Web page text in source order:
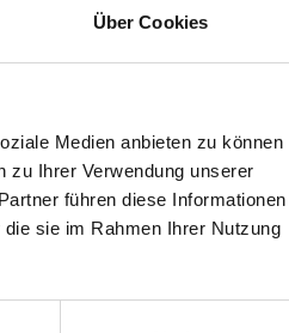
Über Cookies
Medien anbieten zu können
zu Ihrer Verwendung unserer
führen diese Informationen
sie im Rahmen Ihrer Nutzung